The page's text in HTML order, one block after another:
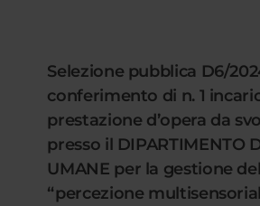
Selezione pubblica D6/
conferimento di n. 1
prestazione d’opera da
presso il DIPARTIMENTO
UMANE per la gestione
“percezione